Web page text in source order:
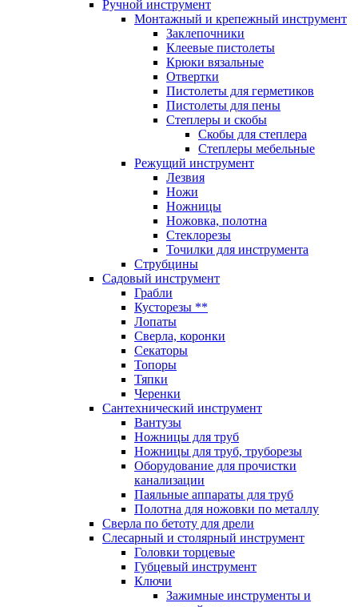
Ручной инструмент
Монтажный и крепежный инструмент
Заклепочники
Клеевые пистолеты
Крюки вязальные
Отвертки
Пистолеты для герметиков
Пистолеты для пены
Степлеры и скобы
Скобы для степлера
Степлеры мебельные
Режущий инструмент
Лезвия
Ножи
Ножницы
Ножовка, полотна
Стеклорезы
Точилки для инструмента
Струбцины
Садовый инструмент
Грабли
Кусторезы **
Лопаты
Сверла, коронки
Секаторы
Топоры
Тяпки
Черенки
Сантехнический инструмент
Вантузы
Ножницы для труб
Ножницы для труб, труборезы
Оборудование для прочистки
канализации
Паяльные аппараты для труб
Полотна для ножовки по металлу
Сверла по бетоту для дрели
Слесарный и столярный инструмент
Головки торцевые
Губцевый инструмент
Ключи
Зажимные инструменты и